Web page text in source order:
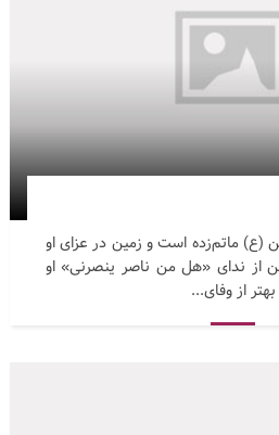
ماتم‌زده است و زمین در عزای او
از ندای «هل من ناصر ینصرنی» او
از وفای...